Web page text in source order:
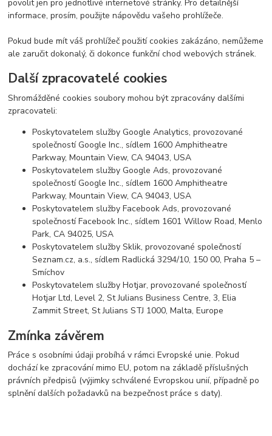
povolit jen pro jednotlivé internetové stránky. Pro detailnější
informace, prosím, použijte nápovědu vašeho prohlížeče.
Pokud bude mít váš prohlížeč použití cookies zakázáno, nemůžeme
ale zaručit dokonalý, či dokonce funkční chod webových stránek.
Další zpracovatelé cookies
Shromážděné cookies soubory mohou být zpracovány dalšími
zpracovateli:
Poskytovatelem služby Google Analytics, provozované
společností Google Inc., sídlem 1600 Amphitheatre
Parkway, Mountain View, CA 94043, USA
Poskytovatelem služby Google Ads, provozované
společností Google Inc., sídlem 1600 Amphitheatre
Parkway, Mountain View, CA 94043, USA
Poskytovatelem služby Facebook Ads, provozované
společností Facebook Inc., sídlem 1601 Willow Road, Menlo
Park, CA 94025, USA
Poskytovatelem služby Sklik, provozované společností
Seznam.cz, a.s., sídlem Radlická 3294/10, 150 00, Praha 5 –
Smíchov
Poskytovatelem služby Hotjar, provozované společností
Hotjar Ltd, Level 2, St Julians Business Centre, 3, Elia
Zammit Street, St Julians STJ 1000, Malta, Europe
Zmínka závěrem
Práce s osobními údaji probíhá v rámci Evropské unie. Pokud
dochází ke zpracování mimo EU, potom na základě příslušných
právních předpisů (výjimky schválené Evropskou unií, případně po
splnění dalších požadavků na bezpečnost práce s daty).